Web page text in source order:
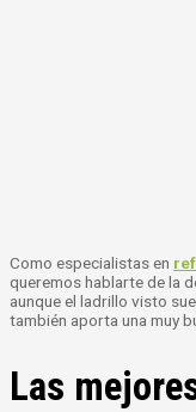
Como especialistas en
queremos hablarte de la
aunque el ladrillo visto
también aporta una muy
Las